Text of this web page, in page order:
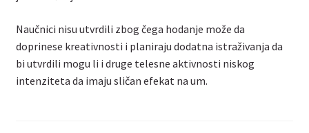
Naučnici nisu utvrdili zbog čega hodanje može da
doprinese kreativnosti i planiraju dodatna istraživanja da
bi utvrdili mogu li i druge telesne aktivnosti niskog
intenziteta da imaju sličan efekat na um.